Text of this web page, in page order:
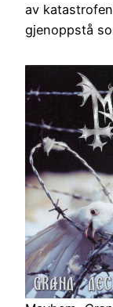
av
gjenoppstå